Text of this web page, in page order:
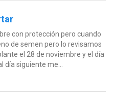
con protección pero cuando
de semen pero lo revisamos
el 28 de noviembre y el día
siguiente me...